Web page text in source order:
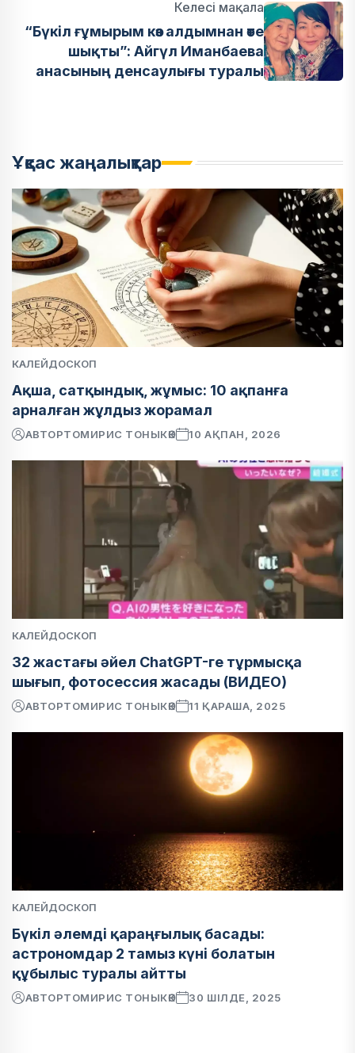
Келесі мақала
“Бүкіл ғұмырым көз алдымнан өте
шықты”: Айгүл Иманбаева
анасының денсаулығы туралы
Ұқсас жаңалықтар
КАЛЕЙДОСКОП
Ақша, сатқындық, жұмыс: 10 ақпанға
арналған жұлдыз жорамал
АВТОРТОМИРИС ТОНЫКӨК 10 АҚПАН, 2026
КАЛЕЙДОСКОП
32 жастағы әйел ChatGPT-ге тұрмысқа
шығып, фотосессия жасады (ВИДЕО)
АВТОРТОМИРИС ТОНЫКӨК 11 ҚАРАША, 2025
КАЛЕЙДОСКОП
Бүкіл әлемді қараңғылық басады:
астрономдар 2 тамыз күні болатын
құбылыс туралы айтты
АВТОРТОМИРИС ТОНЫКӨК 30 ШІЛДЕ, 2025